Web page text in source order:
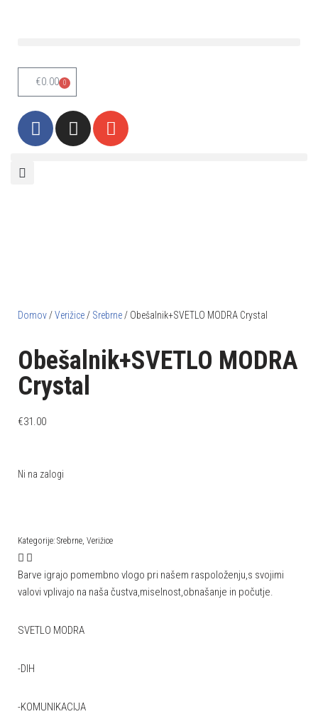
vsebino
€0.00 0
Domov /Verižice / Srebrne / Obešalnik+SVETLO MODRA Crystal
Obešalnik+SVETLO MODRA
Crystal
€31.00
Ni na zalogi
Kategorije: Srebrne, Verižice
Barve igrajo pomembno vlogo pri našem raspoloženju,s svojimi
valovi vplivajo na naša čustva,miselnost,obnašanje in počutje.
SVETLO MODRA
-DIH
-KOMUNIKACIJA